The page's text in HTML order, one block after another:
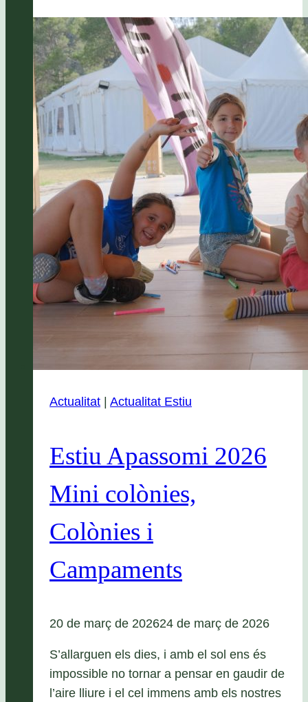
Actualitat Actualitat Estiu
Estiu Apassomi 2026
Mini colònies,
Colònies i
Campaments
20 de març de 202624 de març de 2026
S’allarguen els dies, i amb el sol ens és
impossible no tornar a pensar en gaudir de
l’aire lliure i el cel immens amb els nostres